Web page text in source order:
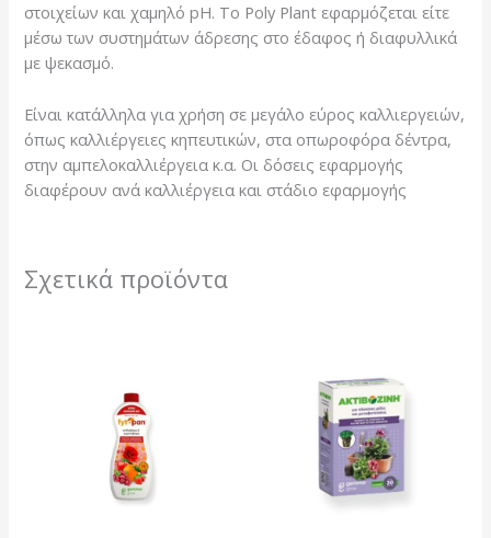
στοιχείων και χαμηλό pH. Το Poly Plant εφαρμόζεται είτε
μέσω των συστημάτων άδρεσης στο έδαφος ή διαφυλλικά
με ψεκασμό.
Είναι κατάλληλα για χρήση σε μεγάλο εύρος καλλιεργειών,
όπως καλλιέργειες κηπευτικών, στα οπωροφόρα δέντρα,
στην αμπελοκαλλιέργεια κ.α. Οι δόσεις εφαρμογής
διαφέρουν ανά καλλιέργεια και στάδιο εφαρμογής
Σχετικά προϊόντα